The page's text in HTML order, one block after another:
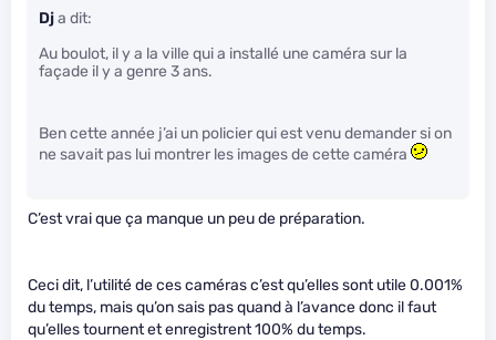
Dja dit:
Au boulot, il y a la ville qui a installé une caméra sur la
façade il y a genre 3 ans.
Ben cette année j’ai un policier qui est venu demander si on
ne savait pas lui montrer les images de cette caméra
C’est vrai que ça manque un peu de préparation.
Ceci dit, l’utilité de ces caméras c’est qu’elles sont utile 0.001%
du temps, mais qu’on sais pas quand à l’avance donc il faut
qu’elles tournent et enregistrent 100% du temps.